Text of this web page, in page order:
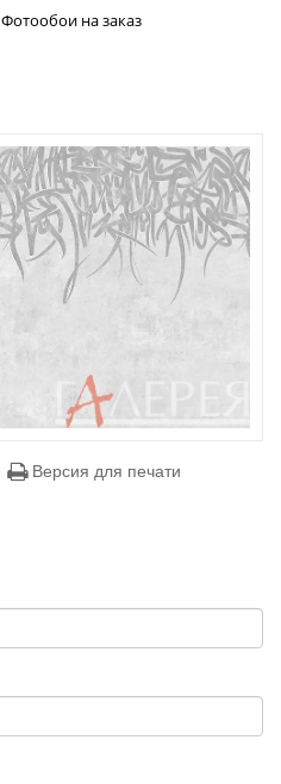
Фотообои на заказ
Версия для печати